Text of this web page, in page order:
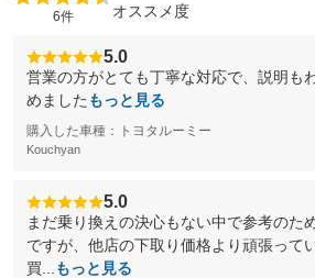
6件 オススメ度
5.0
営業の方がとても丁寧な対応で、説明も
めました もっと見る
購入した車種：トヨタルーミー
Kouchyan
5.0
まだ乗り換えの決心もない中で参考のた
ですが、他店の下取り価格より頑張って
買...
もっと見る